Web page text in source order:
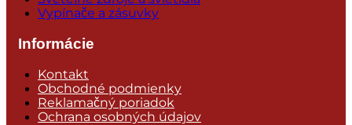
Vypínače a zásuvky
Informácie
Kontakt
Obchodné podmienky
Reklamačný poriadok
Ochrana osobných údajov